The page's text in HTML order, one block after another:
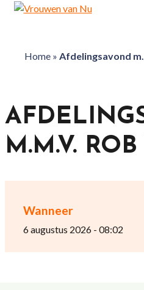
Home» Afdelingsavond
Wanneer
6 augustus 2026 - 08:02
M.M.V.